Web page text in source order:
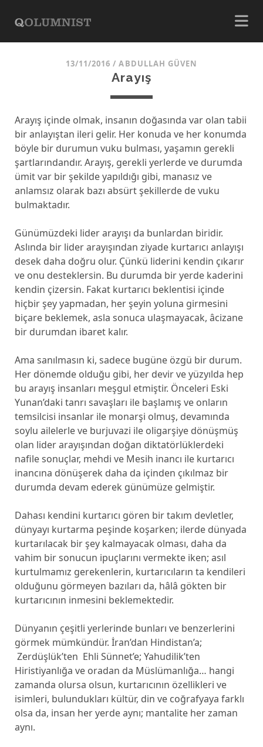
13/11/2016 /ABDULLAH GÜVEN
Arayış
Arayış içinde olmak, insanın doğasında var olan tabii
bir anlayıştan ileri gelir. Her konuda ve her konumda
böyle bir durumun vuku bulması, yaşamın gerekli
şartlarındandır. Arayış, gerekli yerlerde ve durumda
ümit var bir şekilde yapıldığı gibi, manasız ve
anlamsız olarak bazı absürt şekillerde de vuku
bulmaktadır.
Günümüzdeki lider arayışı da bunlardan biridir.
Aslında bir lider arayışından ziyade kurtarıcı anlayışı
desek daha doğru olur. Çünkü liderini kendin çıkarır
ve onu desteklersin. Bu durumda bir yerde kaderini
kendin çizersin. Fakat kurtarıcı beklentisi içinde
hiçbir şey yapmadan, her şeyin yoluna girmesini
biçare beklemek, asla sonuca ulaşmayacak, âcizane
bir durumdan ibaret kalır.
Ama sanılmasın ki, sadece bugüne özgü bir durum.
Her dönemde olduğu gibi, her devir ve yüzyılda hep
bu arayış insanları meşgul etmiştir. Önceleri Eski
Yunan’daki tanrı savaşları ile başlamış ve onların
temsilcisi insanlar ile monarşi olmuş, devamında
soylu ailelerle ve burjuvazi ile oligarşiye dönüşmüş
olan lider arayışından doğan diktatörlüklerdeki
nafile sonuçlar, mehdi ve Mesih inancı ile kurtarıcı
inancına dönüşerek daha da içinden çıkılmaz bir
durumda devam ederek günümüze gelmiştir.
Dahası kendini kurtarıcı gören bir takım devletler,
dünyayı kurtarma peşinde koşarken; ilerde dünyada
kurtarılacak bir şey kalmayacak olması, daha da
vahim bir sonucun ipuçlarını vermekte iken; asıl
kurtulmamız gerekenlerin, kurtarıcıların ta kendileri
olduğunu görmeyen bazıları da, hâlâ gökten bir
kurtarıcının inmesini beklemektedir.
Dünyanın çeşitli yerlerinde bunları ve benzerlerini
görmek mümkündür. İran’dan Hindistan’a;
Zerdüşlük’ten Ehli Sünnet’e; Yahudilik’ten
Hiristiyanlığa ve oradan da Müslümanlığa… hangi
zamanda olursa olsun, kurtarıcının özellikleri ve
isimleri, bulundukları kültür, din ve coğrafyaya farklı
olsa da, insan her yerde aynı; mantalite her zaman
aynı.